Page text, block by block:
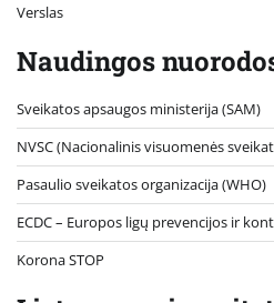
Verslas
Naudingos
Sveikatos apsaugos ministerija (SAM)
NVSC (Nacionalinis visuomenės
Pasaulio sveikatos organizacija (WHO)
ECDC – Europos ligų prevencijos ir
Korona STOP